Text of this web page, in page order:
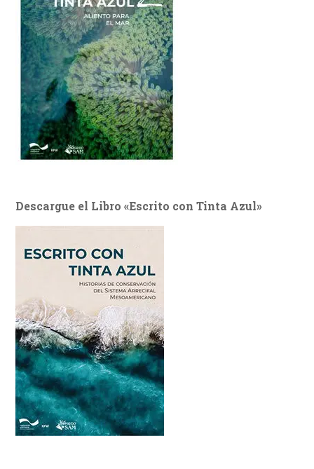
Descargue el Libro «Escrito con Tinta Azul»